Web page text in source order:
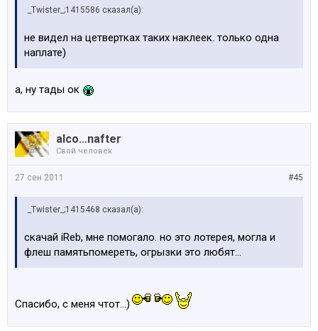
_Twister_;1415586 сказал(а):
не видел на цетвертках таких наклеек. только одна
наплате)
а, ну тады ок
alco...nafter
Свой человек
#45
27 сен 2011
_Twister_;1415468 сказал(а):
скачай iReb, мне помогало. но это лотерея, могла и
флеш памятьпомереть, огрызки это любят...
Спасибо, с меня чтот...)